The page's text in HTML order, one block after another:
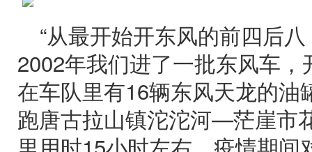
“从最开始开东风的前四后
2002年我们进了一批东风车
在车队里有16辆东风天龙的油
跑唐古拉山镇沱沱河—茫崖市